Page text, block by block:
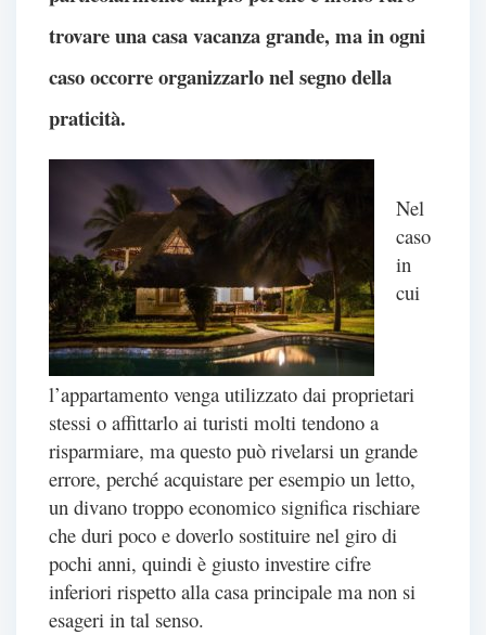
trovare una casa vacanza grande, ma in ogni
caso occorre organizzarlo nel segno della
praticità.
Nel
caso
in
cui
l’appartamento venga utilizzato dai proprietari
stessi o affittarlo ai turisti molti tendono a
risparmiare, ma questo può rivelarsi un grande
errore, perché acquistare per esempio un letto,
un divano troppo economico significa rischiare
che duri poco e doverlo sostituire nel giro di
pochi anni, quindi è giusto investire cifre
inferiori rispetto alla casa principale ma non si
esageri in tal senso.